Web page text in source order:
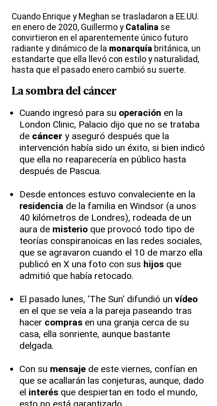
Cuando Enrique y Meghan se trasladaron a EE.UU.
en enero de 2020, Guillermo y Catalina se
convirtieron en el aparentemente único futuro
radiante y dinámico de la monarquía británica, un
estandarte que ella llevó con estilo y naturalidad,
hasta que el pasado enero cambió su suerte.
La sombra del cáncer
Cuando ingresó para su operación en la
London Clinic, Palacio dijo que no se trataba
de cáncer y aseguró después que la
intervención había sido un éxito, si bien indicó
que ella no reaparecería en público hasta
después de Pascua.
Desde entonces estuvo convaleciente en la
residencia de la familia en Windsor (a unos
40 kilómetros de Londres), rodeada de un
aura de misterio que provocó todo tipo de
teorías conspiranoicas en las redes sociales,
que se agravaron cuando el 10 de marzo ella
publicó en X una foto con sus hijos que
admitió que había retocado.
El pasado lunes, 'The Sun' difundió un vídeo
en el que se veía a la pareja paseando tras
hacer compras en una granja cerca de su
casa, ella sonriente, aunque bastante
delgada.
Con su mensaje de este viernes, confían en
que se acallarán las conjeturas, aunque, dado
el interés que despiertan en todo el mundo,
esto no está garantizado.